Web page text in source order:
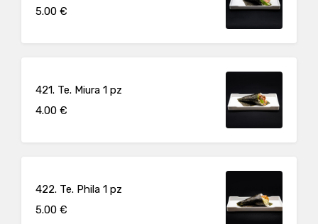
5.00 €
421. Te. Miura 1 pz
4.00 €
422. Te. Phila 1 pz
5.00 €